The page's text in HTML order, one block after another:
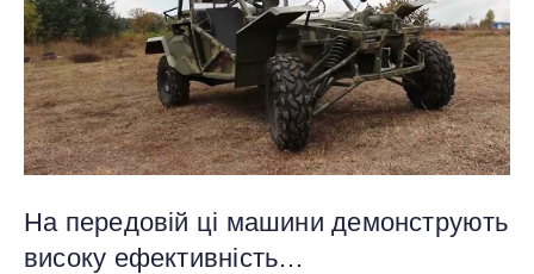
На передовій ці машини демонструють
високу ефективність…